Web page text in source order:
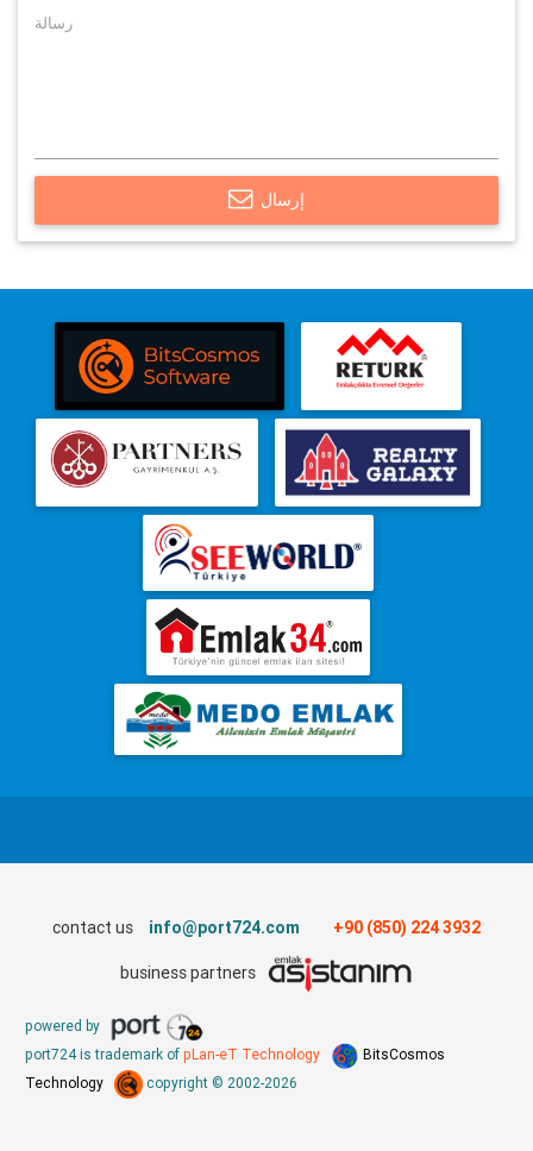
إرسال
contact us info@port724.com +90 (850) 224 3932
business partners
powered by
port724 is trademark of pLan-eT Technology
BitsCosmos
Technology
copyright © 2002-2026